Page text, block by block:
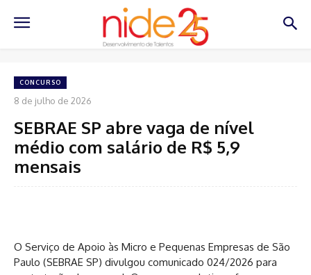
CONCURSO
8 de julho de 2026
SEBRAE SP abre vaga de nível
médio com salário de R$ 5,9
mensais
O Serviço de Apoio às Micro e Pequenas Empresas de São
Paulo (SEBRAE SP) divulgou comunicado 024/2026 para